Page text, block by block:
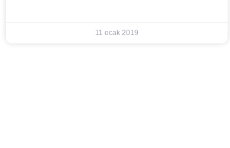
11 ocak 2019